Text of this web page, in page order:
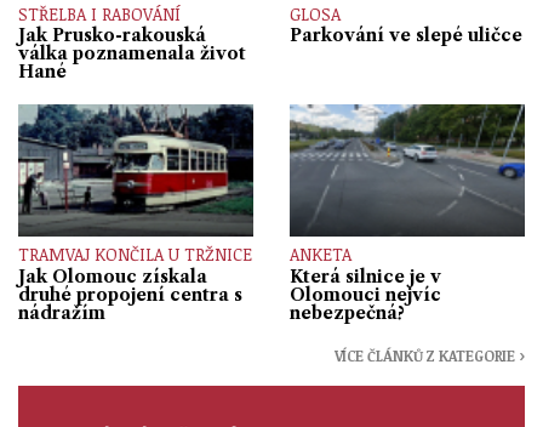
STŘELBA I RABOVÁNÍ
Jak Prusko-rakouská
válka poznamenala život
Hané
GLOSA
Parkování ve slepé uličce
TRAMVAJ KONČILA U TRŽNICE
Jak Olomouc získala
druhé propojení centra s
nádražím
ANKETA
Která silnice je v
Olomouci nejvíc
nebezpečná?
VÍCE ČLÁNKŮ Z KATEGORIE ›